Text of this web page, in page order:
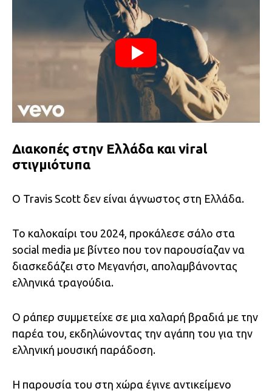
Διακοπές στην Ελλάδα και viral
στιγμιότυπα
Ο Travis Scott δεν είναι άγνωστος στη Ελλάδα.
Το καλοκαίρι του 2024, προκάλεσε σάλο στα
social media με βίντεο που τον παρουσίαζαν να
διασκεδάζει στο Μεγανήσι, απολαμβάνοντας
ελληνικά τραγούδια.
Ο ράπερ συμμετείχε σε μια χαλαρή βραδιά με την
παρέα του, εκδηλώνοντας την αγάπη του για την
ελληνική μουσική παράδοση.
Η παρουσία του στη χώρα έγινε αντικείμενο